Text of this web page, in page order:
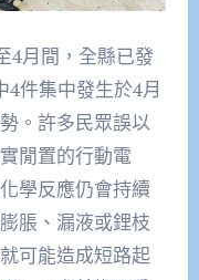
4月間，全縣已發
4件集中發生於4月
。許多民眾誤以
閒置的行動電
學反應仍會持續
脹、漏液或鋰枝
可能造成短路起